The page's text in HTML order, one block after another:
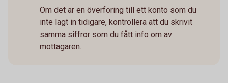
Om det är en överföring till ett konto som du
inte lagt in tidigare, kontrollera att du skrivit
samma siffror som du fått info om av
mottagaren.